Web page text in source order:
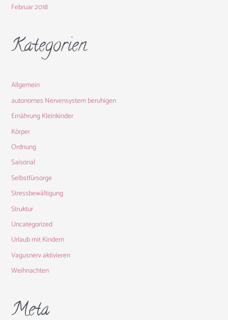
Februar 2018
Kategorien
Allgemein
autonomes Nervensystem beruhigen
Ernährung Kleinkinder
Körper
Ordnung
Saisonal
Selbstfürsorge
Stressbewältigung
Struktur
Uncategorized
Urlaub mit Kindern
Vagusnerv aktivieren
Weihnachten
Meta